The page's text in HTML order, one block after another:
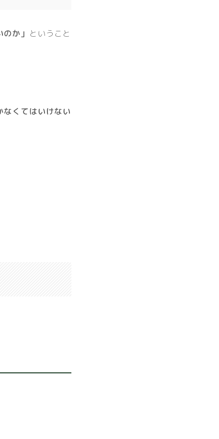
か」 ということ
なくてはいけない